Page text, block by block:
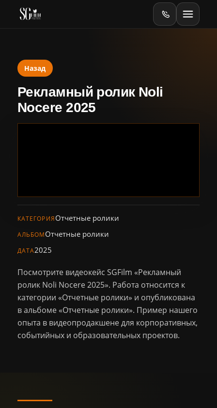
Главная
Оборудование
Online
Персонал
Новости
Контакты
Тел.:+7 (926) 102-29-57
Email:sg.film@yandex.ru
Назад
Рекламный ролик Noli
Nocere 2025
КАТЕГОРИЯОтчетные ролики
АЛЬБОМОтчетные ролики
ДАТА2025
Посмотрите видеокейс SGFilm «Рекламный
ролик Noli Nocere 2025». Работа относится к
категории «Отчетные ролики» и опубликована
в альбоме «Отчетные ролики». Пример нашего
опыта в видеопродакшене для корпоративных,
событийных и образовательных проектов.